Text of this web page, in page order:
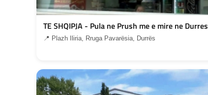
TE SHQIPJA - Pula ne Prush me e mire ne Durres
📍 Plazh Iliria, Rruga Pavarësia, Durrës